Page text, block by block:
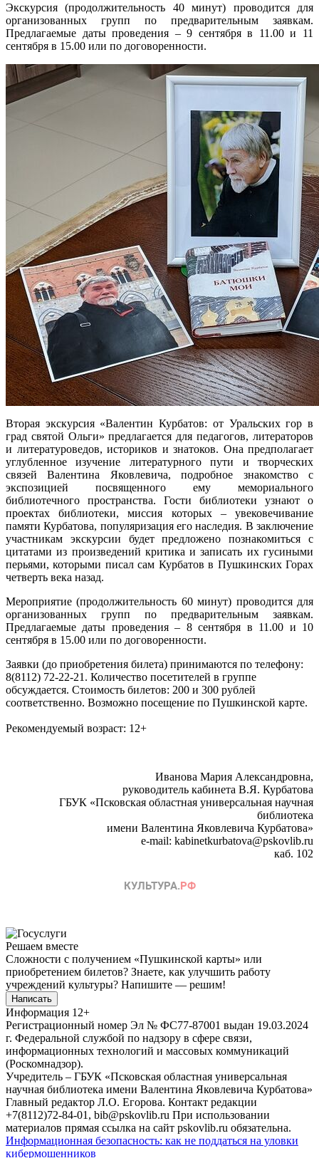
Экскурсия (продолжительность 40 минут) проводится для
организованных групп по предварительным заявкам.
Предлагаемые даты проведения – 9 сентября в 11.00 и 11
сентября в 15.00 или по договоренности.
Вторая экскурсия «Валентин Курбатов: от Уральских гор в
град святой Ольги» предлагается для педагогов, литераторов
и литературоведов, историков и знатоков. Она предполагает
углубленное изучение литературного пути и творческих
связей Валентина Яковлевича, подробное знакомство с
экспозицией посвященного ему мемориального
библиотечного пространства. Гости библиотеки узнают о
проектах библиотеки, миссия которых – увековечивание
памяти Курбатова, популяризация его наследия. В заключение
участникам экскурсии будет предложено познакомиться с
цитатами из произведений критика и записать их гусиными
перьями, которыми писал сам Курбатов в Пушкинских Горах
четверть века назад.
Мероприятие (продолжительность 60 минут) проводится для
организованных групп по предварительным заявкам.
Предлагаемые даты проведения – 8 сентября в 11.00 и 10
сентября в 15.00 или по договоренности.
Заявки (до приобретения билета) принимаются по телефону:
8(8112) 72-22-21. Количество посетителей в группе
обсуждается. Стоимость билетов: 200 и 300 рублей
соответственно. Возможно посещение по Пушкинской карте.
Рекомендуемый возраст: 12+
Иванова Мария Александровна,
руководитель кабинета В.Я. Курбатова
ГБУК «Псковская областная универсальная научная
библиотека
имени Валентина Яковлевича Курбатова»
e-mail: kabinetkurbatova@pskovlib.ru
каб. 102
Решаем вместе
Сложности с получением «Пушкинской карты» или
приобретением билетов? Знаете, как улучшить работу
учреждений культуры? Напишите — решим!
Написать
Информация 12+
Регистрационный номер Эл № ФС77-87001 выдан 19.03.2024
г. Федеральной службой по надзору в сфере связи,
информационных технологий и массовых коммуникаций
(Роскомнадзор).
Учредитель – ГБУК «Псковская областная универсальная
научная библиотека имени Валентина Яковлевича Курбатова»
Главный редактор Л.О. Егорова. Контакт редакции
+7(8112)72-84-01, bib@pskovlib.ru При использовании
материалов прямая ссылка на сайт pskovlib.ru обязательна.
Информационная безопасность: как не поддаться на уловки
кибермошенников